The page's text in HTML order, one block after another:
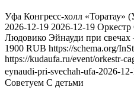
Уфа Конгресс-холл «Торатау»
2026-12-19 2026-12-19
Людовико Эйнауди при
1900 RUB https://schema.org/
https://kudaufa.ru/event/orkestr-
eynaudi-pri-svechah-ufa-2026-
Советуем С детьми